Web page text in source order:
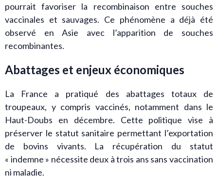
pourrait favoriser la recombinaison entre souches
vaccinales et sauvages. Ce phénomène a déjà été
observé en Asie avec l’apparition de souches
recombinantes.
Abattages et enjeux économiques
La France a pratiqué des abattages totaux de
troupeaux, y compris vaccinés, notamment dans le
Haut-Doubs en décembre. Cette politique vise à
préserver le statut sanitaire permettant l’exportation
de bovins vivants. La récupération du statut
« indemne » nécessite deux à trois ans sans vaccination
ni maladie.